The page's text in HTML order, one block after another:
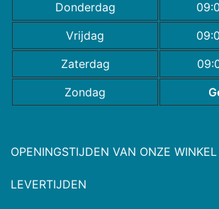
Donderdag
Vrijdag
Zaterdag
Zondag
OPENINGSTIJDEN VAN ONZE WINKEL
LEVERTIJDEN